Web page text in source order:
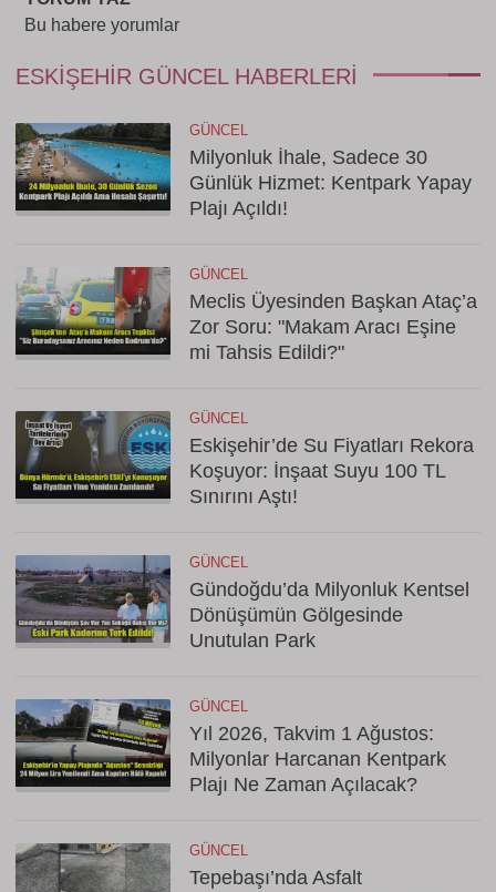
Bu habere yorumlar
ESKIŞEHIR GÜNCEL HABERLERI
GÜNCEL
Milyonluk İhale, Sadece 30
Günlük Hizmet: Kentpark Yapay
Plajı Açıldı!
GÜNCEL
Meclis Üyesinden Başkan Ataç’a
Zor Soru: "Makam Aracı Eşine
mi Tahsis Edildi?"
GÜNCEL
Eskişehir’de Su Fiyatları Rekora
Koşuyor: İnşaat Suyu 100 TL
Sınırını Aştı!
GÜNCEL
Gündoğdu’da Milyonluk Kentsel
Dönüşümün Gölgesinde
Unutulan Park
GÜNCEL
Yıl 2026, Takvim 1 Ağustos:
Milyonlar Harcanan Kentpark
Plajı Ne Zaman Açılacak?
GÜNCEL
Tepebaşı’nda Asfalt